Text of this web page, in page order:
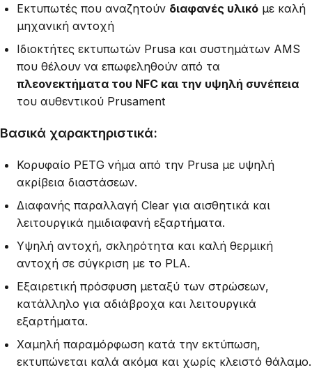
Εκτυπωτές που αναζητούν διαφανές υλικό με καλή
μηχανική αντοχή
Ιδιοκτήτες εκτυπωτών Prusa και συστημάτων AMS
που θέλουν να επωφεληθούν από τα
πλεονεκτήματα του NFC και την υψηλή συνέπεια
του αυθεντικού Prusament
Βασικά χαρακτηριστικά:
Κορυφαίο PETG νήμα από την Prusa με υψηλή
ακρίβεια διαστάσεων.
Διαφανής παραλλαγή Clear για αισθητικά και
λειτουργικά ημιδιαφανή εξαρτήματα.
Υψηλή αντοχή, σκληρότητα και καλή θερμική
αντοχή σε σύγκριση με το PLA.
Εξαιρετική πρόσφυση μεταξύ των στρώσεων,
κατάλληλο για αδιάβροχα και λειτουργικά
εξαρτήματα.
Χαμηλή παραμόρφωση κατά την εκτύπωση,
εκτυπώνεται καλά ακόμα και χωρίς κλειστό θάλαμο.